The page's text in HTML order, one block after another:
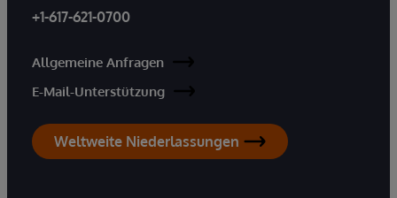
+1-617-621-0700
Allgemeine Anfragen
E-Mail-Unterstützung
Weltweite Niederlassungen